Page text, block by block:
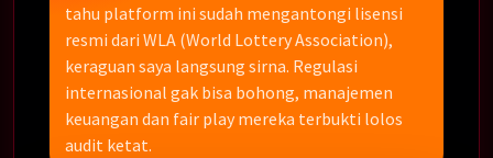
tahu platform ini sudah mengantongi lisensi
resmi dari WLA (World Lottery Association),
keraguan saya langsung sirna. Regulasi
internasional gak bisa bohong, manajemen
keuangan dan fair play mereka terbukti lolos
audit ketat.